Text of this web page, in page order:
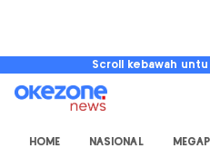
Scroll kebawah
HOME NASIONAL